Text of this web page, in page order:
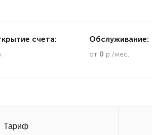
счета: Обслуживание:
от 0 р./мес.
Тариф